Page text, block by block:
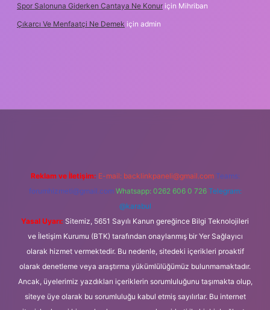
Spor Salonuna Giderken Cantaya Ne Konur için Mihriban
Çıkarcı Ve Menfaatçi Ne Demek için admin
Reklam ve İletişim: E-mail: backlinkpaneli@gmail.com Teams:
forumhizmeti@gmail.com Whatsapp: 0262 606 0 726 Telegram:
@karabul
Yasal Uyarı: Sitemiz, 5651 Sayılı Kanun gereğince Bilgi Teknolojileri
ve İletişim Kurumu (BTK) tarafından onaylanmış bir Yer Sağlayıcı
olarak hizmet vermektedir. Bu nedenle, sitedeki içerikleri proaktif
olarak denetleme veya araştırma yükümlülüğümüz bulunmamaktadır.
Ancak, üyelerimiz yazdıkları içeriklerin sorumluluğunu taşımakta olup,
siteye üye olarak bu sorumluluğu kabul etmiş sayılırlar. Bu internet